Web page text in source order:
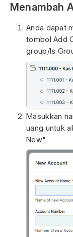
Menambah
Anda dapat
tombol Add
group/Is
Masukkan
uang untuk
New".